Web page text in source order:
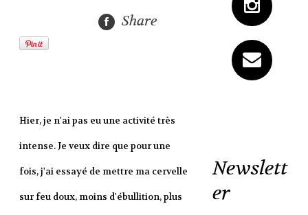
Share
Hier, je n'ai pas eu une activité très
intense. Je veux dire que pour une
fois, j'ai essayé de mettre ma cervelle
sur feu doux, moins d'ébullition, plus
Newslett
er